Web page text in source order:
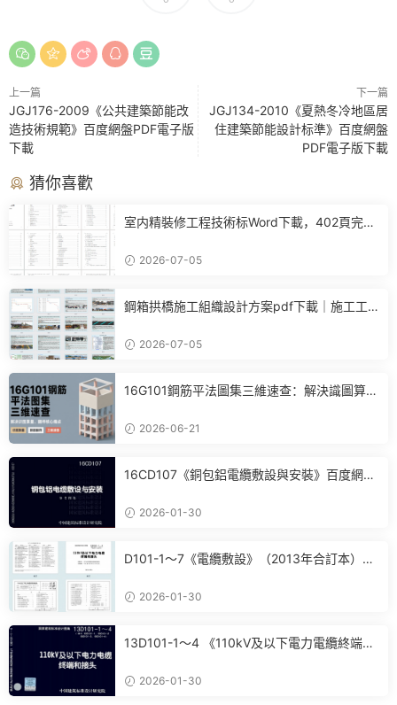
上一篇
JGJ176-2009《公共建築節能改
造技術規範》百度網盤PDF電子版
下載
下一篇
JGJ134-2010《夏熱冬冷地區居
住建築節能設計标準》百度網盤
PDF電子版下載
猜你喜歡
室内精裝修工程技術标Word下載，402頁完整
2026-07-05
鋼箱拱橋施工組織設計方案pdf下載｜施工工
2026-07-05
16G101鋼筋平法圖集三維速查：解決識圖算
2026-06-21
16CD107《銅包鋁電纜敷設與安裝》百度網盤
2026-01-30
D101-1～7《電纜敷設》（2013年合訂本）百
2026-01-30
13D101-1～4 《110kV及以下電力電纜終端和
載 2026-01-30